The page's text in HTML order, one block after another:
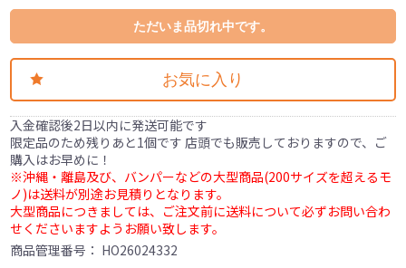
ただいま品切れ中です。
お気に入り
入金確認後2日以内に発送可能です
限定品のため残りあと1個です 店頭でも販売しておりますので、ご
購入はお早めに！
※沖縄・離島及び、バンパーなどの大型商品(200サイズを超えるモ
ノ)は送料が別途お見積りとなります。
大型商品につきましては、ご注文前に送料について必ずお問い合わ
せくださいますようお願い致します。
商品管理番号： HO26024332